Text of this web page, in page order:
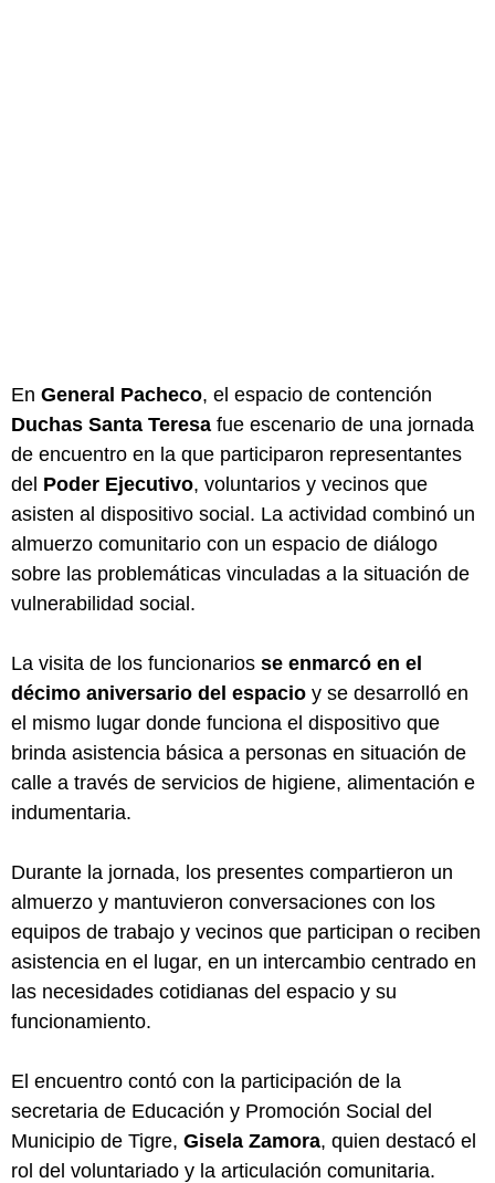
En General Pacheco, el espacio de contención
Duchas Santa Teresa fue escenario de una jornada
de encuentro en la que participaron representantes
del Poder Ejecutivo, voluntarios y vecinos que
asisten al dispositivo social. La actividad combinó un
almuerzo comunitario con un espacio de diálogo
sobre las problemáticas vinculadas a la situación de
vulnerabilidad social.
La visita de los funcionarios se enmarcó en el
décimo aniversario del espacio y se desarrolló en
el mismo lugar donde funciona el dispositivo que
brinda asistencia básica a personas en situación de
calle a través de servicios de higiene, alimentación e
indumentaria.
Durante la jornada, los presentes compartieron un
almuerzo y mantuvieron conversaciones con los
equipos de trabajo y vecinos que participan o reciben
asistencia en el lugar, en un intercambio centrado en
las necesidades cotidianas del espacio y su
funcionamiento.
El encuentro contó con la participación de la
secretaria de Educación y Promoción Social del
Municipio de Tigre, Gisela Zamora, quien destacó el
rol del voluntariado y la articulación comunitaria.